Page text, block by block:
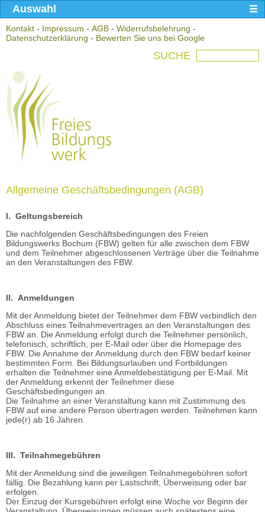
Kontakt - Impressum - AGB - Widerrufsbelehrung -
Datenschutzerklärung - Bewerten Sie uns bei Google
SUCHE
Allgemeine Geschäftsbedingungen (AGB)
I. Geltungsbereich
Die nachfolgenden Geschäftsbedingungen des Freien
Bildungswerks Bochum (FBW) gelten für alle zwischen dem FBW
und dem Teilnehmer abgeschlossenen Verträge über die Teilnahme
an den Veranstaltungen des FBW.
II. Anmeldungen
Mit der Anmeldung bietet der Teilnehmer dem FBW verbindlich den
Abschluss eines Teilnahmevertrages an den Veranstaltungen des
FBW an. Die Anmeldung erfolgt durch die Teilnehmer persönlich,
telefonisch, schriftlich, per E-Mail oder über die Homepage des
FBW. Die Annahme der Anmeldung durch den FBW bedarf keiner
bestimmten Form. Bei Bildungsurlauben und Fortbildungen
erhalten die Teilnehmer eine Anmeldebestätigung per E-Mail. Mit
der Anmeldung erkennt der Teilnehmer diese
Geschäftsbedingungen an.
Die Teilnahme an einer Veranstaltung kann mit Zustimmung des
FBW auf eine andere Person übertragen werden. Teilnehmen kann
jede(r) ab 16 Jahren.
III. Teilnahmegebühren
Mit der Anmeldung sind die jeweiligen Teilnahmegebühren sofort
fällig. Die Bezahlung kann per Lastschrift, Überweisung oder bar
erfolgen.
Der Einzug der Kursgebühren erfolgt eine Woche vor Beginn der
Auswahl